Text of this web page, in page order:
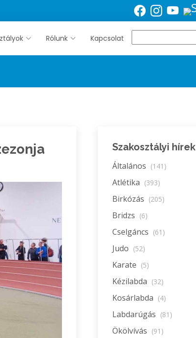
Rólunk Kapcsolat
Szakosztályi hírek
Általános (141)
Atlétika (393)
Birkózás (205)
Bridzs (6)
Cselgáncs (61)
Judo (52)
Karate (5)
Kézilabda (32)
Kosárlabda (4)
Labdarúgás (81)
Ökölvívás (91)